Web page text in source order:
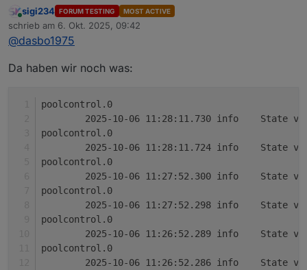
Version
1.4.1
Veröffentlichu
Github Link
Der Adapter
ioBroker.poolcontrol dient zur
Steuerung und Überwachung von Poolanlagen.
Zu den Funktionen gehören:
Pumpensteuerung (Automatik, Manuell,
Zeitsteuerung, Aus) inkl. Frost- und
Überhitzungsschutz
Temperaturverwaltung mit bis zu 6 Sensoren,
Min/Max, Deltas und Änderungsraten
Solarsteuerung mit Hysterese und
Warnschwellen
Zeitsteuerung mit bis zu 3 konfigurierbaren
Zeitfenstern
Laufzeit- und Umwälzberechnung
Changelog (Auszug)
0.0.7 – Help-Datei ( help.md ) und erste
README-Version hinzugefügt
0.0.6 – Verbrauchs- und Kostenberechnung
mit externem kWh-Zähler
0.0.5 – Sprachausgabe über Alexa und
Telegram
Online
sigi234 FORUM TESTING MOST ACTIVE
schrieb am 6. Okt. 2025, 09:42
zuletzt editiert von
@dasbo1975
Da haben wir noch was:
poolcontrol.0
2025-10-06
poolcontrol.0
2025-10-06
poolcontrol.0
2025-10-06
poolcontrol.0
2025-10-06
poolcontrol.0
2025-10-06
poolcontrol.0
2025-10-06